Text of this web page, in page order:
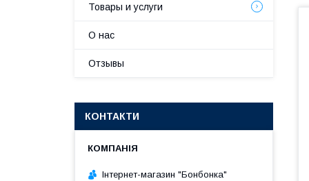
Товары и услуги
О нас
Отзывы
КОНТАКТИ
Інтернет-магазин "Бонбонка"